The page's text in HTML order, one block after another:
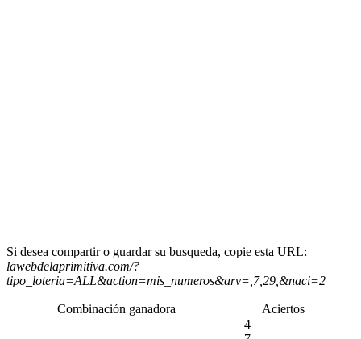
Si desea compartir o guardar su busqueda, copie esta URL:
lawebdelaprimitiva.com/?
tipo_loteria=ALL&action=mis_numeros&arv=,7,29,&naci=2
Combinación ganadora Aciertos
4